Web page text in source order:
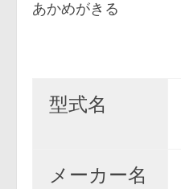
あかめがきる
型式名
メーカー名